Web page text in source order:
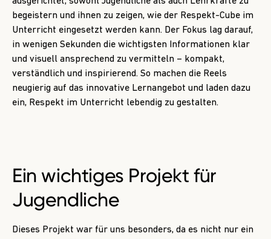
begeistern und ihnen zu zeigen, wie der Respekt-Cube im
Unterricht eingesetzt werden kann. Der Fokus lag darauf,
in wenigen Sekunden die wichtigsten Informationen klar
und visuell ansprechend zu vermitteln – kompakt,
verständlich und inspirierend. So machen die Reels
neugierig auf das innovative Lernangebot und laden dazu
ein, Respekt im Unterricht lebendig zu gestalten.
Ein wichtiges Projekt für
Jugendliche
Dieses Projekt war für uns besonders, da es nicht nur ein